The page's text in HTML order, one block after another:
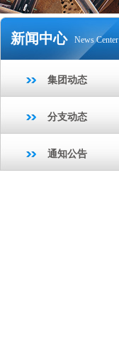
新闻中心 News Center
集团动态
分支动态
通知公告